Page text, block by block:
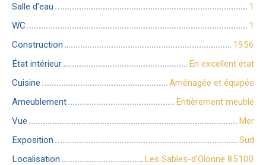
Salle d'eau
1
WC
1
Construction
1956
État intérieur
En excellent état
Cuisine
Aménagée et équipée
Ameublement
Entièrement meublé
Vue
Mer
Exposition
Sud
Localisation
Les Sables-d'Olonne 85100